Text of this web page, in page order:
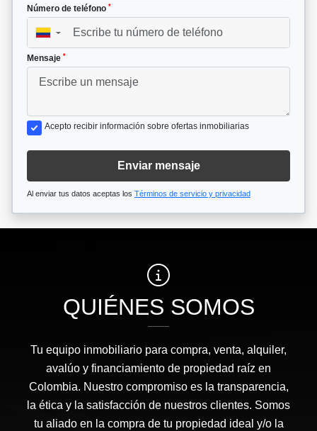
Número de teléfono *
▼
Mensaje *
Acepto recibir información sobre ofertas inmobiliarias
Enviar mensaje
Al enviar tus datos aceptas los Términos de servicio y privacidad
QUIÉNES SOMOS
Tu equipo inmobiliario para compra, venta, alquiler,
avalúo y financiamiento de propiedad raíz en
Colombia. Nuestro compromiso es la transparencia,
la ética y la satisfacción de nuestros clientes. Somos
tu aliado en la compra de tu propiedad ideal y/o la